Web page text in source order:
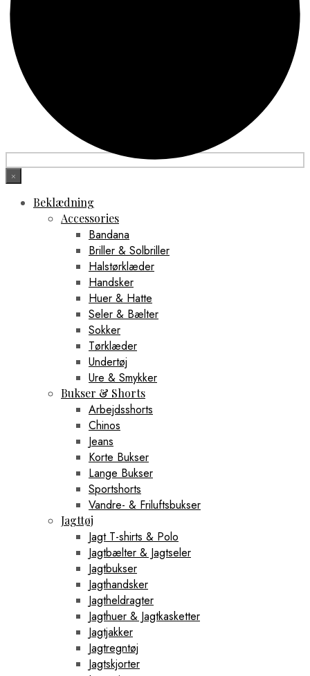
×
Beklædning
Accessories
Bandana
Briller & Solbriller
Halstørklæder
Handsker
Huer & Hatte
Seler & Bælter
Sokker
Tørklæder
Undertøj
Ure & Smykker
Bukser & Shorts
Arbejdsshorts
Chinos
Jeans
Korte Bukser
Lange Bukser
Sportshorts
Vandre- & Friluftsbukser
Jagttøj
Jagt T-shirts & Polo
Jagtbælter & Jagtseler
Jagtbukser
Jagthandsker
Jagtheldragter
Jagthuer & Jagtkasketter
Jagtjakker
Jagtregntøj
Jagtskjorter